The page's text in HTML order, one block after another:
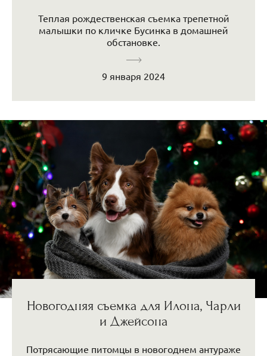
Теплая рождественская съемка трепетной
малышки по кличке Бусинка в домашней
обстановке.
9 января 2024
Новогодняя съемка для Илона, Чарли
и Джейсона
Потрясающие питомцы в новогоднем антураже